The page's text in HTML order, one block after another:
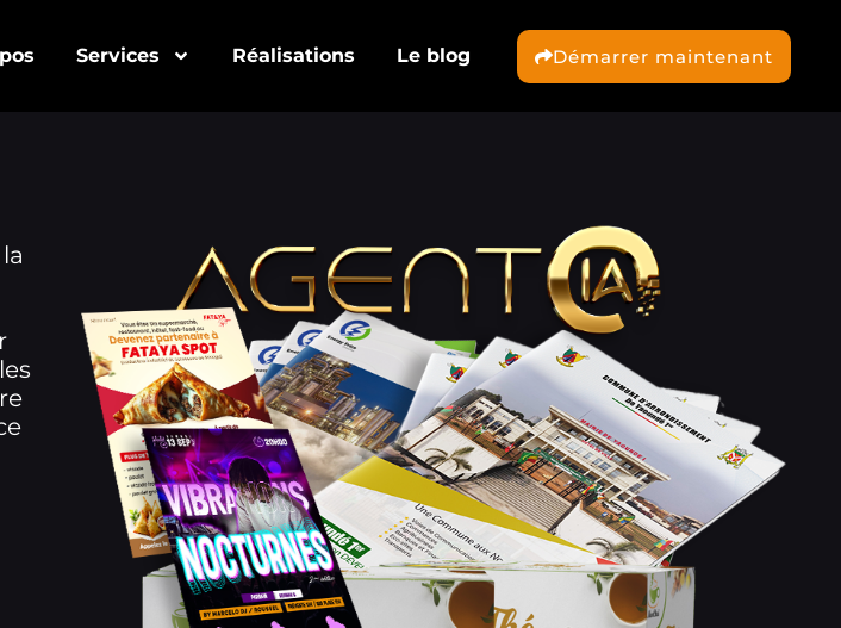
Services Réalisations Le blog Démarrer maintenant